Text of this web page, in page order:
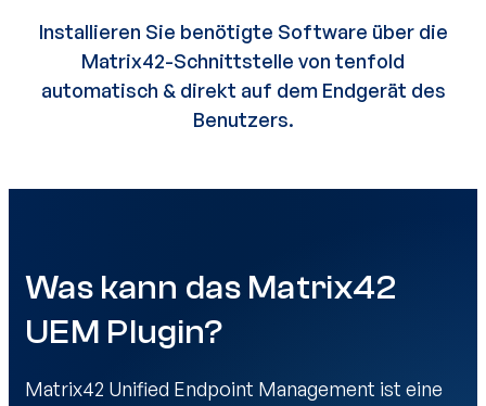
Installieren Sie benötigte Software über die
Matrix42-Schnittstelle von tenfold
automatisch & direkt auf dem Endgerät des
Benutzers.
Was kann das Matrix42
UEM Plugin?
Matrix42 Unified Endpoint Management ist eine